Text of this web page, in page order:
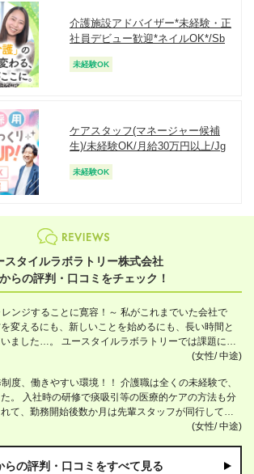
介護施設アドバイザー*未経験・正
社員デビュー歓迎*ネイルOK*/Sb
未経験OK
ケアスタッフ(マネージャー候補
生)/未経験OK/月給30万円以上/Jg
未経験OK
スタイルラボラトリー株式会社
らの評判・口コミをチェック！
ンジすることに寛容！～ 私がこれまでいた会社で
変えるにも、新しいことを始めるにも、長い時間と
ました…。 ユースタイルラボラトリーでは課題に対
定→実行→検証のスピードがとても速く、常に変化の
功事例なども積極的に取り入れることができ、成長
好きな方にはぴったりの環境だと感じます。
(女性/ 中途)
すい環境！！ 介護職は全くの未経験で、
。 入社時の研修で痰吸引等の医療的ケアの方法も分
て、勤務開始後数か月は先輩スタッフが同行してく
になくなり、最初抱いていた不安感も緊張感もすぐな
(女性/ 中途)
らの評判・口コミをすべて見る